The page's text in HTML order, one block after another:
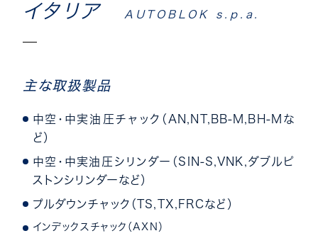
イタリア AUTOBLOK s.p.a.
主な取扱製品
中空・中実油圧チャック（AN,NT,BB-M,BH-Mな
ど）
中空・中実油圧シリンダー（SIN-S,VNK,ダブルピ
ストンシリンダーなど）
プルダウンチャック（TS,TX,FRCなど）
インデックスチャック（AXN）